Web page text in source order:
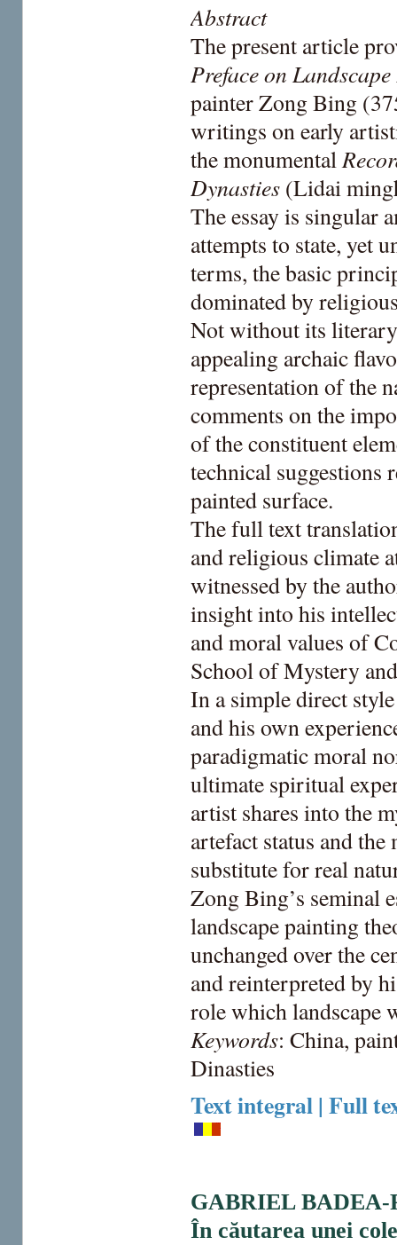
Abstract
The present article
Preface on
painter Zong Bing
writings on early
the monumental
Dynasties (Lidai
The essay is singular
attempts to state, yet
terms, the basic
dominated by
Not without its
appealing archaic
representation of the
comments on the
of the constituent
technical suggestions
painted surface.
The full text
and religious climate
witnessed by the
insight into his
and moral values of
School of Mystery
In a simple direct
and his own
paradigmatic moral
ultimate spiritual
artist shares into the
artefact status and
substitute for real
Zong Bing’s seminal
landscape painting
unchanged over the
and reinterpreted by
role which landscape
Keywords: China,
Dinasties
Text integral | Full
GABRIEL BADEA-
În căutarea unei